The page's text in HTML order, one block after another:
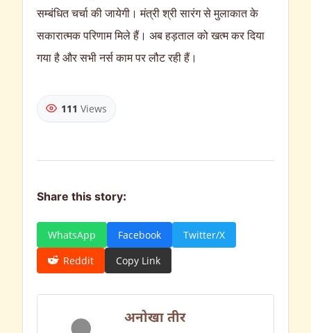
सम्बंधित चर्चा की जायेगी। मंत्री श्री सारंग से मुलाकात के
सकारात्मक परिणाम मिले हैं। अब हड़ताल को खत्म कर दिया
गया है और सभी नर्स काम पर लौट रही हैं।
111 Views
Share this story:
WhatsApp Facebook
Twitter/X
Reddit
Copy Link
अनोखा तीर